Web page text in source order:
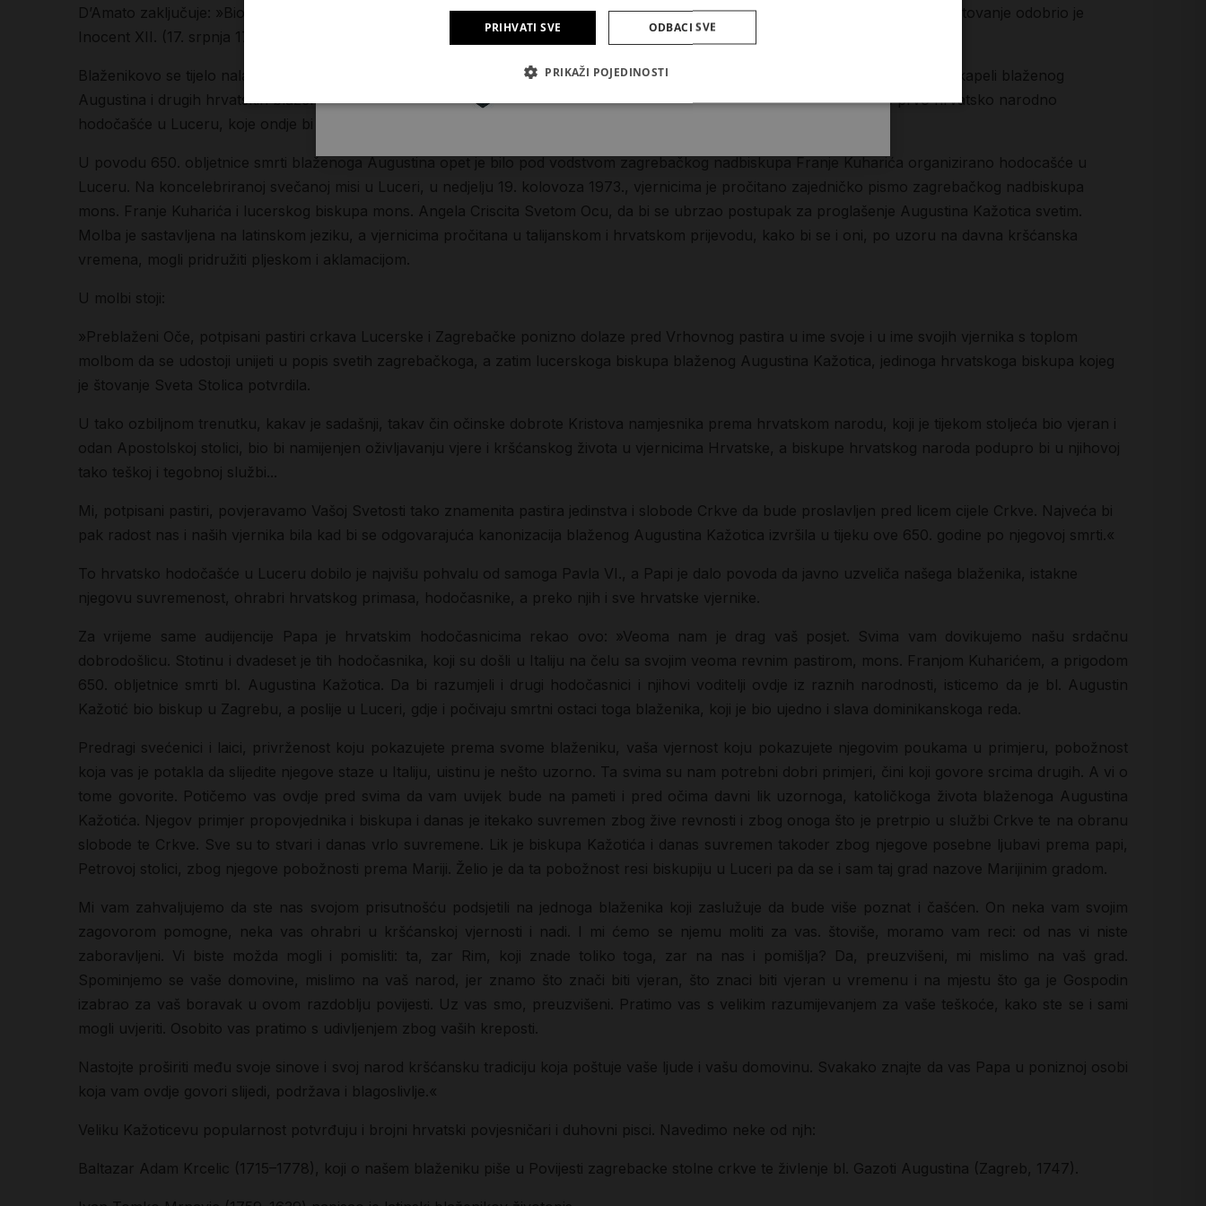
D’Amato zaključuje: »Bio je primjer apostolske revnosti i svake kreposti pa je odmah poslije smrti bio štovan kao svetac. Njegovo štovanje odobrio je
Inocent XII. (17. srpnja 1700.), a Klement XI. ga bijaše proširio na Hrvatsku, Dalmaciju i biskupiju Luceru (1702).«
Blaženikovo se tijelo nalazi danas u srebrnoj urni, koja je izradena g. 1937. Dio relikvija dan je i zagrebačkoj katedrali, a čuva se u kapeli blaženog
Augustina i drugih hrvatskih blaženika. Blagopokojni kardinal Alojzije Stepinac kao mladi zagrebački nadbiskup poveo je prvo hrvatsko narodno
hodočašće u Luceru, koje ondje bi veoma svečano i srdačno primljeno.
U povodu 650. obljetnice smrti blaženoga Augustina opet je bilo pod vodstvom zagrebačkog nadbiskupa Franje Kuharića organizirano hodocašće u
Luceru. Na koncelebriranoj svečanoj misi u Luceri, u nedjelju 19. kolovoza 1973., vjernicima je pročitano zajedničko pismo zagrebačkog nadbiskupa
mons. Franje Kuharića i lucerskog biskupa mons. Angela Criscita Svetom Ocu, da bi se ubrzao postupak za proglašenje Augustina Kažotica svetim.
Molba je sastavljena na latinskom jeziku, a vjernicima pročitana u talijanskom i hrvatskom prijevodu, kako bi se i oni, po uzoru na davna kršćanska
vremena, mogli pridružiti pljeskom i aklamacijom.
U molbi stoji:
»Preblaženi Oče, potpisani pastiri crkava Lucerske i Zagrebačke ponizno dolaze pred Vrhovnog pastira u ime svoje i u ime svojih vjernika s toplom
molbom da se udostoji unijeti u popis svetih zagrebačkoga, a zatim lucerskoga biskupa blaženog Augustina Kažotica, jedinoga hrvatskoga biskupa kojeg
je štovanje Sveta Stolica potvrdila.
U tako ozbiljnom trenutku, kakav je sadašnji, takav čin očinske dobrote Kristova namjesnika prema hrvatskom narodu, koji je tijekom stoljeća bio vjeran i
odan Apostolskoj stolici, bio bi namijenjen oživljavanju vjere i kršćanskog života u vjernicima Hrvatske, a biskupe hrvatskog naroda podupro bi u njihovoj
tako teškoj i tegobnoj službi...
Mi, potpisani pastiri, povjeravamo Vašoj Svetosti tako znamenita pastira jedinstva i slobode Crkve da bude proslavljen pred licem cijele Crkve. Najveća bi
pak radost nas i naših vjernika bila kad bi se odgovarajuća kanonizacija blaženog Augustina Kažotica izvršila u tijeku ove 650. godine po njegovoj smrti.«
To hrvatsko hodočašće u Luceru dobilo je najvišu pohvalu od samoga Pavla VI., a Papi je dalo povoda da javno uzveliča našega blaženika, istakne
njegovu suvremenost, ohrabri hrvatskog primasa, hodočasnike, a preko njih i sve hrvatske vjernike.
Za vrijeme same audijencije Papa je hrvatskim hodočasnicima rekao ovo: »Veoma nam je drag vaš posjet. Svima vam dovikujemo našu srdačnu
dobrodošlicu. Stotinu i dvadeset je tih hodočasnika, koji su došli u Italiju na čelu sa svojim veoma revnim pastirom, mons. Franjom Kuharićem, a prigodom
650. obljetnice smrti bl. Augustina Kažotica. Da bi razumjeli i drugi hodočasnici i njihovi voditelji ovdje iz raznih narodnosti, isticemo da je bl. Augustin
Kažotić bio biskup u Zagrebu, a poslije u Luceri, gdje i počivaju smrtni ostaci toga blaženika, koji je bio ujedno i slava dominikanskoga reda.
Predragi svećenici i laici, privrženost koju pokazujete prema svome blaženiku, vaša vjernost koju pokazujete njegovim poukama u primjeru, pobožnost
koja vas je potakla da slijedite njegove staze u Italiju, uistinu je nešto uzorno. Ta svima su nam potrebni dobri primjeri, čini koji govore srcima drugih. A vi o
tome govorite. Potičemo vas ovdje pred svima da vam uvijek bude na pameti i pred očima davni lik uzornoga, katoličkoga života blaženoga Augustina
Kažotića. Njegov primjer propovjednika i biskupa i danas je itekako suvremen zbog žive revnosti i zbog onoga što je pretrpio u službi Crkve te na obranu
slobode te Crkve. Sve su to stvari i danas vrlo suvremene. Lik je biskupa Kažotića i danas suvremen takoder zbog njegove posebne ljubavi prema papi,
Petrovoj stolici, zbog njegove pobožnosti prema Mariji. Želio je da ta pobožnost resi biskupiju u Luceri pa da se i sam taj grad nazove Marijinim gradom.
Mi vam zahvaljujemo da ste nas svojom prisutnošću podsjetili na jednoga blaženika koji zaslužuje da bude više poznat i čašćen. On neka vam svojim
zagovorom pomogne, neka vas ohrabri u kršćanskoj vjernosti i nadi. I mi ćemo se njemu moliti za vas. štoviše, moramo vam reci: od nas vi niste
zaboravljeni. Vi biste možda mogli i pomisliti: ta, zar Rim, koji znade toliko toga, zar na nas i pomišlja? Da, preuzvišeni, mi mislimo na vaš grad.
Spominjemo se vaše domovine, mislimo na vaš narod, jer znamo što znači biti vjeran, što znaci biti vjeran u vremenu i na mjestu što ga je Gospodin
izabrao za vaš boravak u ovom razdoblju povijesti. Uz vas smo, preuzvišeni. Pratimo vas s velikim razumijevanjem za vaše teškoće, kako ste se i sami
mogli uvjeriti. Osobito vas pratimo s udivljenjem zbog vaših kreposti.
Nastojte proširiti među svoje sinove i svoj narod kršćansku tradiciju koja poštuje vaše ljude i vašu domovinu. Svakako znajte da vas Papa u poniznoj osobi
koja vam ovdje govori slijedi, podržava i blagoslivlje.«
Veliku Kažoticevu popularnost potvrđuju i brojni hrvatski povjesničari i duhovni pisci. Navedimo neke od njh:
Baltazar Adam Krcelic (1715–1778), koji o našem blaženiku piše u Povijesti zagrebacke stolne crkve te živlenje bl. Gazoti Augustina (Zagreb, 1747).
PRIHVATI SVE ODBACI SVE
PRIKAŽI POJEDINOSTI